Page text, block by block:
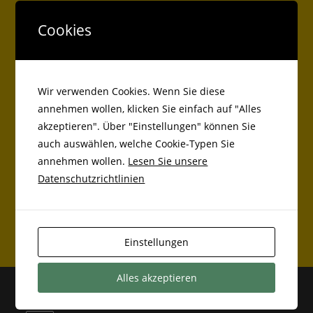
Beiträge
Markt Bibarter Grundschüler als Balltester bei Adidas
Lauftag an der Grundschule Markt Bibart
Kontakt
Cookies
Wir verwenden Cookies. Wenn Sie diese
annehmen wollen, klicken Sie einfach auf "Alles
akzeptieren". Über "Einstellungen" können Sie
auch auswählen, welche Cookie-Typen Sie
annehmen wollen. Lesen Sie unsere
Datenschutzrichtlinien
Einstellungen
Alles akzeptieren